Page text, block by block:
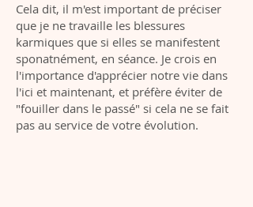
Cela dit, il m'est important de préciser
que je ne travaille les blessures
karmiques que si elles se manifestent
sponatnément, en séance. Je crois en
l'importance d'apprécier notre vie dans
l'ici et maintenant, et préfère éviter de
"fouiller dans le passé" si cela ne se fait
pas au service de votre évolution.